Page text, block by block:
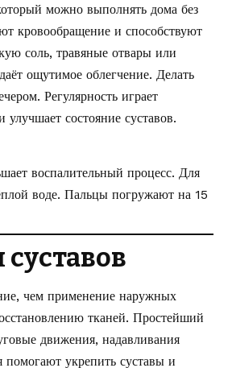
можно выполнять дома без
кровообращение и способствуют
соль, травяные отвары или
ощутимое облегчение. Делать
Регулярность играет
состояние суставов.
воспалительный процесс. Для
воде. Пальцы погружают на 15
чем применение наружных
тканей. Простейший
движения, надавливания
укрепить суставы и